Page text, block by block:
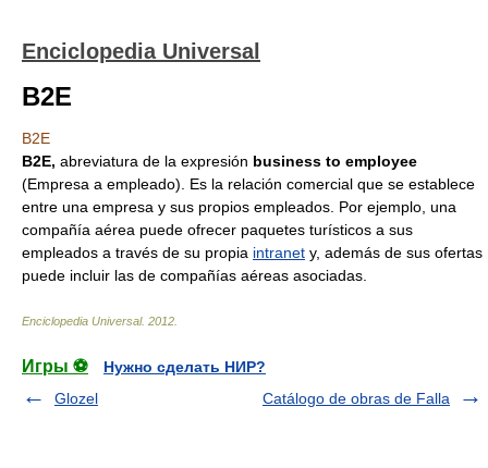
Enciclopedia Universal
B2E
B2E
B2E, abreviatura de la expresión business to employee
(Empresa a empleado). Es la relación comercial que se establece
entre una empresa y sus propios empleados. Por ejemplo, una
compañía aérea puede ofrecer paquetes turísticos a sus
empleados a través de su propia intranet y, además de sus ofertas
puede incluir las de compañías aéreas asociadas.
Enciclopedia Universal. 2012
Игры ⚽
Нужно сделать НИР?
Glozel
Catálogo de obras de Falla